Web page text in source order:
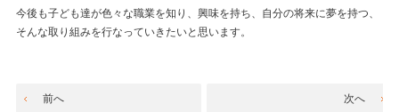
今後も子ども達が色々な職業を知り、興味を持ち、自分の将来に夢を持つ、
そんな取り組みを行なっていきたいと思います。
前へ 次へ